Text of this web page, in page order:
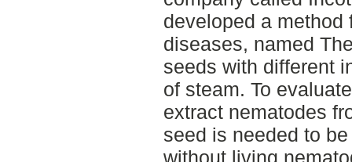
developed a method
diseases, named
seeds with different
of steam. To
extract nematodes
seed is needed to
without living